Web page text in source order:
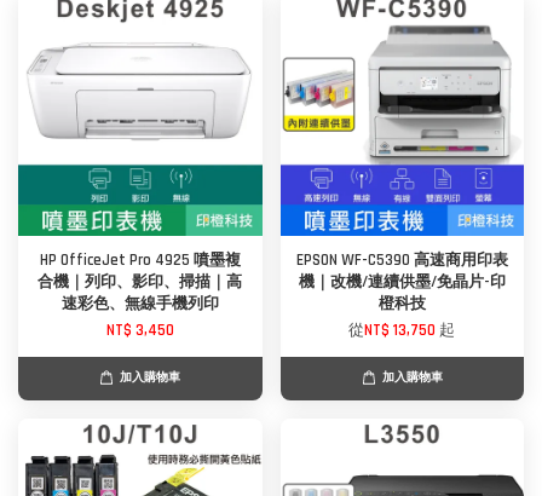
HP OfficeJet Pro 4925 噴墨複
合機｜列印、影印、掃描｜高
速彩色、無線手機列印
NT$ 3,450
加入購物車
EPSON WF-C5390 高速商用印表
機｜改機/連續供墨/免晶片-印
橙科技
從NT$ 13,750 起
加入購物車